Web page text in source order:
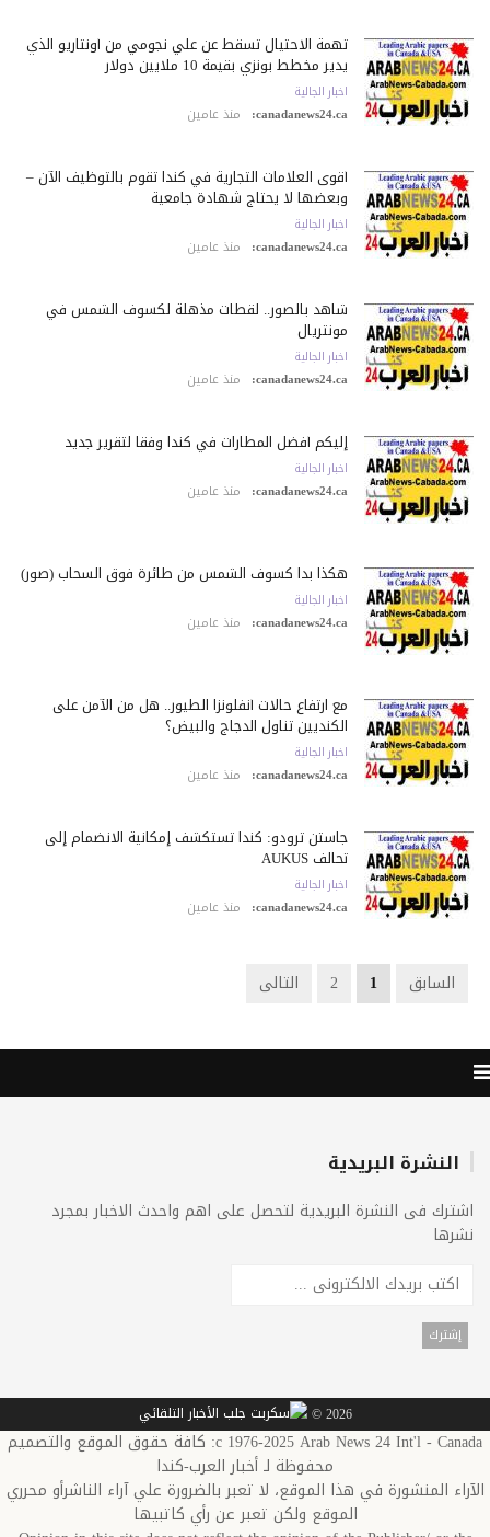
تهمة الاحتيال تسقط عن علي نجومي من أونتاريو الذي
يدير مخطط بونزي بقيمة 10 ملايين دولار
اخبار الجالية
canadanews24.ca: منذ عامين
أقوى العلامات التجارية في كندا تقوم بالتوظيف الآن –
وبعضها لا يحتاج شهادة جامعية
اخبار الجالية
canadanews24.ca: منذ عامين
شاهد بالصور.. لقطات مذهلة لكسوف الشمس في
مونتريال
اخبار الجالية
canadanews24.ca: منذ عامين
إليكم أفضل المطارات في كندا وفقا لتقرير جديد
اخبار الجالية
canadanews24.ca: منذ عامين
هكذا بدا كسوف الشمس من طائرة فوق السحاب (صور)
اخبار الجالية
canadanews24.ca: منذ عامين
مع ارتفاع حالات أنفلونزا الطيور.. هل من الآمن على
الكنديين تناول الدجاج والبيض؟
اخبار الجالية
canadanews24.ca: منذ عامين
جاستن ترودو: كندا تستكشف إمكانية الانضمام إلى
تحالف AUKUS
اخبار الجالية
canadanews24.ca: منذ عامين
السابق 1
2 التالى
النشرة البريدية
اشترك فى النشرة البريدية لتحصل على اهم واحدث الاخبار بمجرد
نشرها
2026 ©
c 1976-2025 Arab News 24 Int'l - Canada: كافة حقوق الموقع والتصميم
محفوظة لـ أخبار العرب-كندا
الآراء المنشورة في هذا الموقع، لا تعبر بالضرورة علي آراء الناشرأو محرري
الموقع ولكن تعبر عن رأي كاتبيها